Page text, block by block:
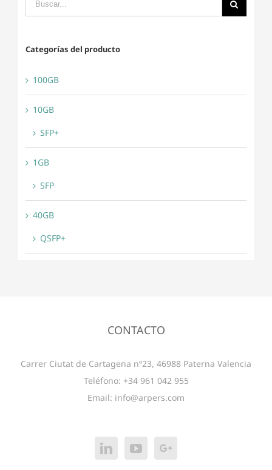
Categorías del producto
100GB
10GB
SFP+
1GB
SFP
40GB
QSFP+
CONTACTO
Carrer Ciutat de Cartagena nº23, 46988 Paterna Valencia
Teléfono: +34 961 042 955
Email: info@arpers.com